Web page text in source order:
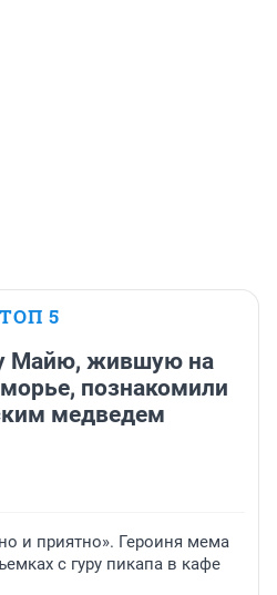
ТОП 5
Майю, жившую на
познакомили
медведем
и приятно». Героиня мема
с гуру пикапа в кафе